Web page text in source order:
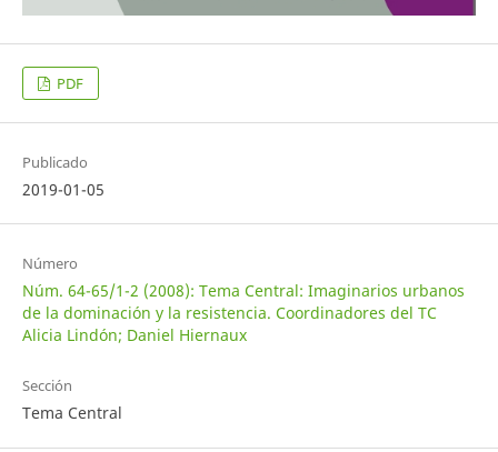
PDF
Publicado
2019-01-05
Número
Núm. 64-65/1-2 (2008): Tema Central: Imaginarios urbanos
de la dominación y la resistencia. Coordinadores del TC
Alicia Lindón; Daniel Hiernaux
Sección
Tema Central